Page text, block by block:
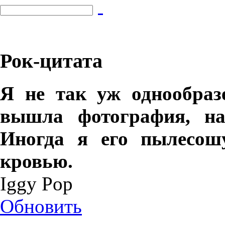
Рок-цитата
Я не так уж
вышла фотография,
Иногда я его
кровью.
Iggy Pop
Обновить